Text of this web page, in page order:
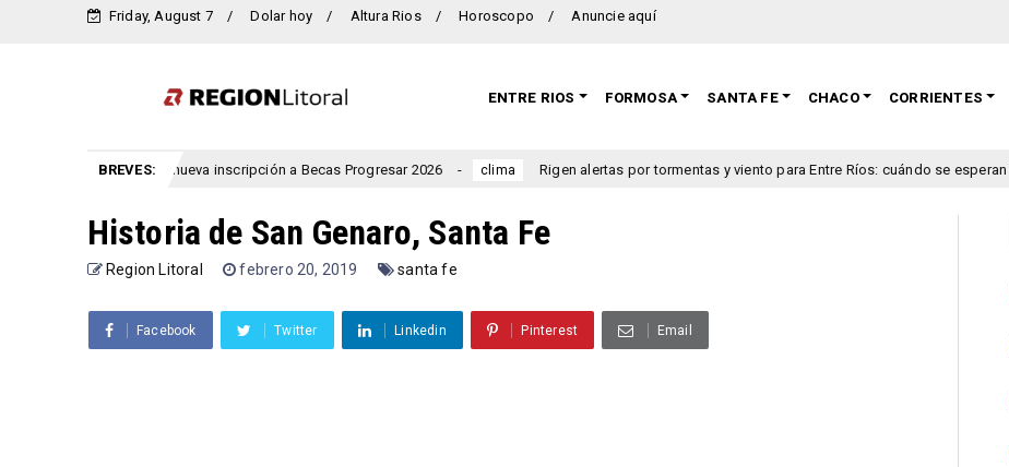
Friday, August 7 Dolar hoy Altura Rios Horoscopo Anuncie aquí
ENTRE RIOS FORMOSA SANTA FE CHACO CORRIENTES
BREVES:
lanzó una nueva inscripción a Becas Progresar 2026 clima Rigen alertas por tormentas y viento para Entre Ríos: cuándo se esperan los
Historia de San Genaro, Santa Fe
Region Litoral febrero 20, 2019 santa fe
Facebook Twitter Linkedin Pinterest Email